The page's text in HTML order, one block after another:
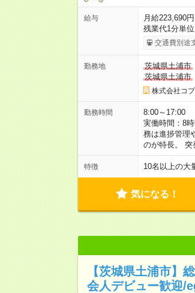
給与
月給223,690
残業代1分単
交通費別途
勤務地
茨城県土浦市
茨城県土浦市
株式会社コ
勤務時間
8:00～17:00
実働時間：8
務は進捗管理
のが特長。 突
特徴 10名以上の大
気になる！
【茨城県土浦市】
会人デビュー歓迎/